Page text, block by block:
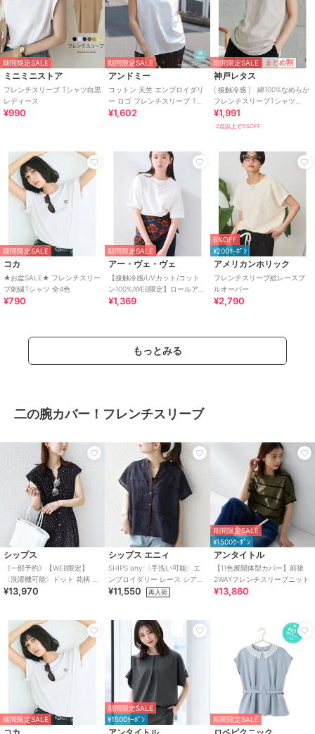
期間限定SALE
ミニミニストア
フレンチスリーブ Tシャツ白黒
レディース
¥990
期間限定SALE
アンドミー
コットン 天竺 エンブロイダリ
ー ロゴ フレンチスリーブ Tシ
ャツ
¥1,602
期間限定SALE まとめ割
神戸レタス
[ 接触冷感 ] 綿100%なめらか
フレンチスリーブTシャツ
[C7837]
¥1,991
2点以上で5%OFF
期間限定SALE
コカ
★お盆SALE★ フレンチスリー
ブ刺繍Tシャツ 全4色
¥790
期間限定SALE
アー・ヴェ・ヴェ
【接触冷感/UVカット/コット
ン100%/WEB限定】ロールアッ
プハーフスリーブTシャツ
¥1,369
6%OFF
¥200ｸｰﾎﾟﾝ
アメリカンホリック
フレンチスリーブ総レースプ
ルオーバー
¥2,790
もっとみる
二の腕カバー！フレンチスリーブ
シップス
《一部予約》【WEB限定】
〈洗濯機可能〉ドット 花柄 サ
イド プリーツ フレンチスリー
¥13,970
シップス エニィ
SHIPS any:〈手洗い可能〉エ
ンブロイダリー レース シアー
フレンチスリーブ シャツ
¥11,550 再入荷
期間限定SALE
¥1500ｸｰﾎﾟﾝ
アンタイトル
【11色展開体型カバー】前後
2WAYフレンチスリーブニット
¥13,860
期間限定SALE
期間限定SALE
¥1500ｸｰﾎﾟﾝ
期間限定SALE